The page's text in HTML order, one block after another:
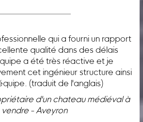
qui a fourni un rapport
qualité dans des délais
a été très réactive et je
cet ingénieur structure ainsi
(traduit de l'anglais)
d'un chateau médiéval à
vendre - Aveyron